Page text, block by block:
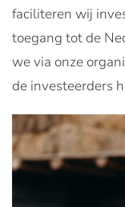
faciliteren wij
toegang tot de
we via onze
de investeerders